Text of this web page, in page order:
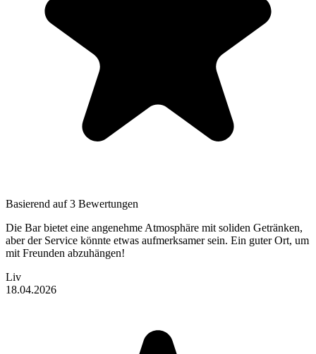
Basierend auf 3 Bewertungen
Die Bar bietet eine angenehme Atmosphäre mit soliden Getränken,
aber der Service könnte etwas aufmerksamer sein. Ein guter Ort, um
mit Freunden abzuhängen!
Liv
18.04.2026